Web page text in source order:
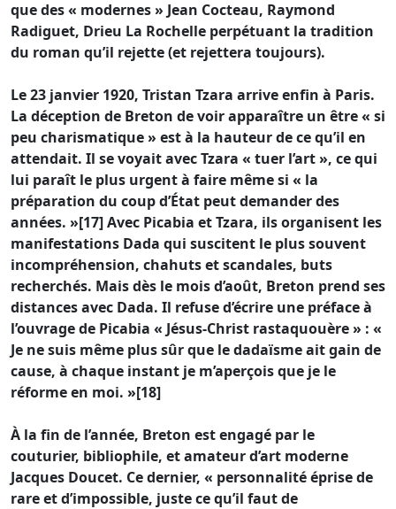
que des « modernes » Jean Cocteau, Raymond
Radiguet, Drieu La Rochelle perpétuant la tradition
du roman qu’il rejette (et rejettera toujours).
Le 23 janvier 1920, Tristan Tzara arrive enfin à Paris.
La déception de Breton de voir apparaître un être « si
peu charismatique » est à la hauteur de ce qu’il en
attendait. Il se voyait avec Tzara « tuer l’art », ce qui
lui paraît le plus urgent à faire même si « la
préparation du coup d’État peut demander des
années. »[17] Avec Picabia et Tzara, ils organisent les
manifestations Dada qui suscitent le plus souvent
incompréhension, chahuts et scandales, buts
recherchés. Mais dès le mois d’août, Breton prend ses
distances avec Dada. Il refuse d’écrire une préface à
l’ouvrage de Picabia « Jésus-Christ rastaquouère » : «
Je ne suis même plus sûr que le dadaïsme ait gain de
cause, à chaque instant je m’aperçois que je le
réforme en moi. »[18]
À la fin de l’année, Breton est engagé par le
couturier, bibliophile, et amateur d’art moderne
Jacques Doucet. Ce dernier, « personnalité éprise de
rare et d’impossible, juste ce qu’il faut de